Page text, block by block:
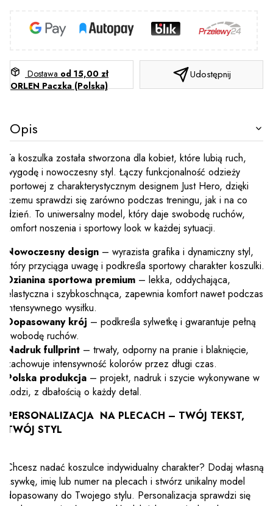
Dostawa od 15,00 zł
ORLEN Paczka (Polska)
Udostępnij
Opis
Ta koszulka została stworzona dla kobiet, które lubią ruch,
wygodę i nowoczesny styl. Łączy funkcjonalność odzieży
sportowej z charakterystycznym designem Just Hero, dzięki
czemu sprawdzi się zarówno podczas treningu, jak i na co
dzień. To uniwersalny model, który daje swobodę ruchów,
komfort noszenia i sportowy look w każdej sytuacji.
Nowoczesny design – wyrazista grafika i dynamiczny styl,
który przyciąga uwagę i podkreśla sportowy charakter koszulki.
Dzianina sportowa premium – lekka, oddychająca,
elastyczna i szybkoschnąca, zapewnia komfort nawet podczas
intensywnego wysiłku.
Dopasowany krój – podkreśla sylwetkę i gwarantuje pełną
swobodę ruchów.
Nadruk fullprint – trwały, odporny na pranie i blaknięcie,
zachowuje intensywność kolorów przez długi czas.
Polska produkcja – projekt, nadruk i szycie wykonywane w
Łodzi, z dbałością o każdy detal.
PERSONALIZACJA NA PLECACH – TWÓJ TEKST,
TWÓJ STYL
Chcesz nadać koszulce indywidualny charakter? Dodaj własną
ksywkę, imię lub numer na plecach i stwórz unikalny model
dopasowany do Twojego stylu. Personalizacja sprawdzi się